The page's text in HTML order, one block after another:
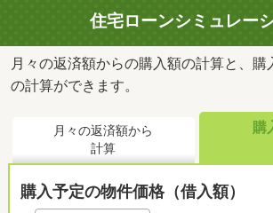
住宅ローンシミュレー
月々の返済額からの購入額の計算と、購
の計算ができます。
月々の返済額から
計算
購
購入予定の物件価格（借入額）